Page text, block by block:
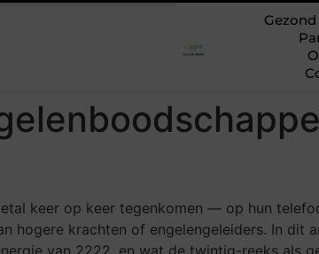
sfeer
keer op keer tegenkomen — op hun
hogere krachten of engelengeleiders. In dit
van 2222, en wat de twintig-reeks als